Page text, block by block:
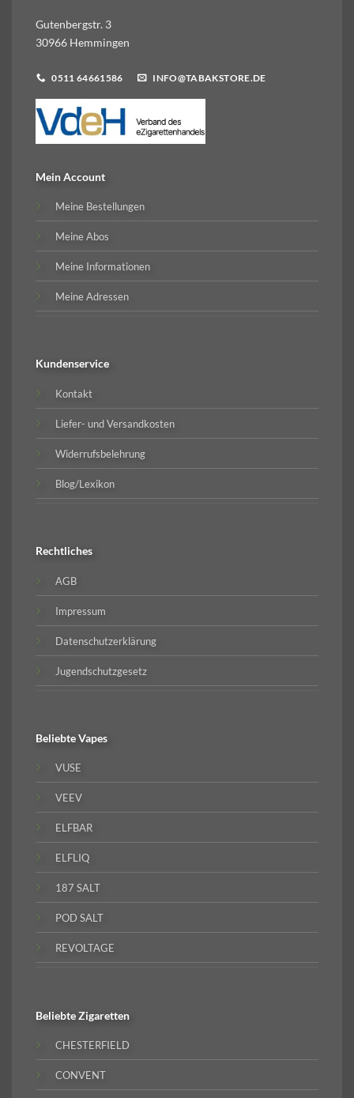
Gutenbergstr. 3
30966 Hemmingen
0511 64661586 INFO@TABAKSTORE.DE
Mein Account
Meine Bestellungen
Meine Abos
Meine Informationen
Meine Adressen
Kundenservice
Kontakt
Liefer- und Versandkosten
Widerrufsbelehrung
Blog/Lexikon
Rechtliches
AGB
Impressum
Datenschutzerklärung
Jugendschutzgesetz
BeliebteVapes
VUSE
VEEV
ELFBAR
ELFLIQ
187 SALT
POD SALT
REVOLTAGE
BeliebteZigaretten
CHESTERFIELD
CONVENT